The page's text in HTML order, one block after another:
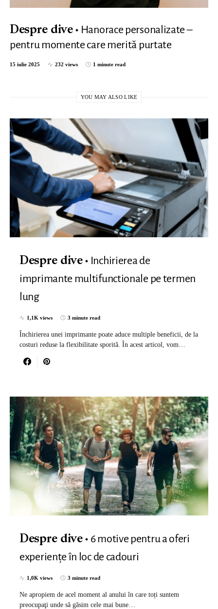
Despre dive
Hanorace personalizate –
pentru momente care merită purtate
15 iulie 2025 232 views 1 minute read
YOU MAY ALSO LIKE
Despre dive
Inchirierea de
imprimante multifunctionale pe termen
lung
1,1K views 3 minute read
Închirierea unei imprimante poate aduce multiple beneficii, de la
costuri reduse la flexibilitate sporită. În acest articol, vom…
Despre dive
6 motive pentru a oferi
experiențe în loc de cadouri
1,0K views 3 minute read
Ne apropiem de acel moment al anului în care toți suntem
preocupaţi unde să găsim cele mai bune…